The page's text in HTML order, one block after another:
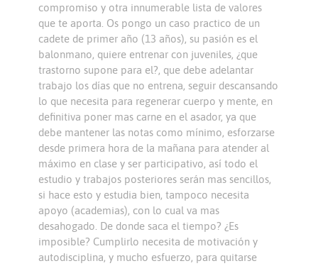
compromiso y otra innumerable lista de valores
que te aporta. Os pongo un caso practico de un
cadete de primer año (13 años), su pasión es el
balonmano, quiere entrenar con juveniles, ¿que
trastorno supone para el?, que debe adelantar
trabajo los días que no entrena, seguir descansando
lo que necesita para regenerar cuerpo y mente, en
definitiva poner mas carne en el asador, ya que
debe mantener las notas como mínimo, esforzarse
desde primera hora de la mañana para atender al
máximo en clase y ser participativo, así todo el
estudio y trabajos posteriores serán mas sencillos,
si hace esto y estudia bien, tampoco necesita
apoyo (academias), con lo cual va mas
desahogado. De donde saca el tiempo? ¿Es
imposible? Cumplirlo necesita de motivación y
autodisciplina, y mucho esfuerzo, para quitarse